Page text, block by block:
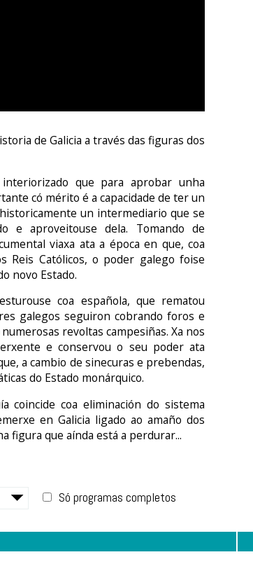
de Galicia a través das figuras dos
que para aprobar unha
có mérito é a capacidade de ter un
un intermediario que se
e aproveitouse dela. Tomando de
viaxa ata a época en que, coa
Reis Católicos, o poder galego foise
novo Estado.
coa española, que rematou
galegos seguiron cobrando foros e
revoltas campesiñas. Xa nos
e conservou o seu poder ata
a cambio de sinecuras e prebendas,
do Estado monárquico.
coincide coa eliminación do sistema
en Galicia ligado ao amaño dos
figura que aínda está a perdurar...
Só programas completos